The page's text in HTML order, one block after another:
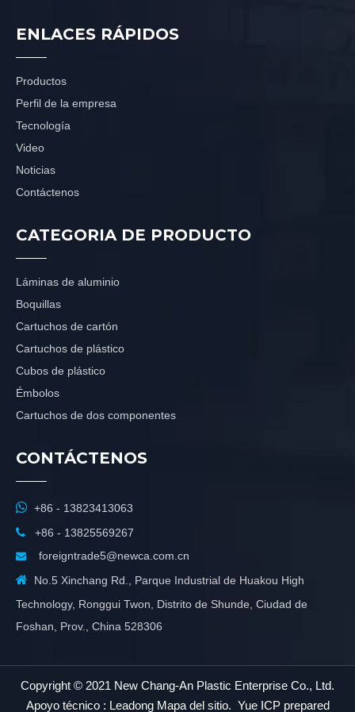
ENLACES RÁPIDOS
Productos
Perfil de la empresa
Tecnología
Video
Noticias
Contáctenos
CATEGORIA DE PRODUCTO
Láminas de aluminio
Boquillas
Cartuchos de cartón
Cartuchos de plástico
Cubos de plástico
Émbolos
Cartuchos de dos componentes
CONTÁCTENOS
 +86 - 13823413063
 +86 - 13825569267

foreigntrade5@newca.com.cn
 No.5 Xinchang Rd., Parque Industrial de Huakou High
Technology, Ronggui Twon, Distrito de Shunde, Ciudad de
Foshan, Prov., China 528306
Copyright © 2021 New Chang-An Plastic Enterprise Co., Ltd.
Apoyo técnico : Leadong Mapa del sitio. Yue ICP prepared